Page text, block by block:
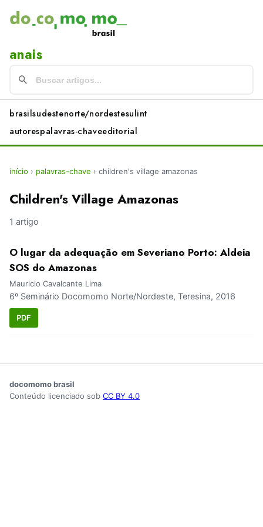
anais
brasilsudestenorte/nordestesulint
autorespalavras-chaveeditorial
início › palavras-chave › children's village amazonas
Children's Village Amazonas
1 artigo
O lugar da adequação em Severiano Porto: Aldeia
SOS do Amazonas
Mauricio Cavalcante Lima
6º Seminário Docomomo Norte/Nordeste, Teresina, 2016
PDF
docomomo brasil
Conteúdo licenciado sob CC BY 4.0